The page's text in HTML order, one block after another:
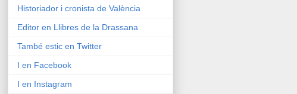
Historiador i cronista de València
Editor en Llibres de la Drassana
També estic en Twitter
I en Facebook
I en Instagram